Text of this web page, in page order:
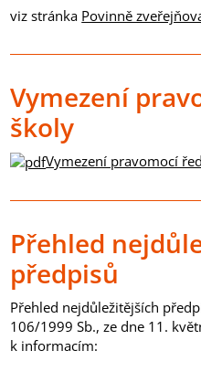
viz stránka Povinně
Vymezení
školy
Vymezení pravomocí
Přehled
předpisů
Přehled nejdůležitějších
106/1999 Sb., ze dne 11.
k informacím: